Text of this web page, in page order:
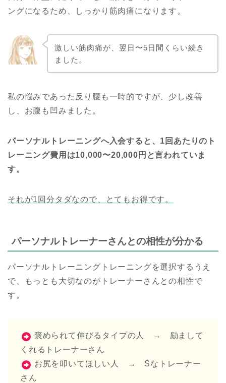
ングになるため、しっかり筋肉痛になります。
激しい筋肉痛が、翌日〜5日間くらい続き
ました。
私の悩みであった反り腰も一時的ですが、少し改善
し、お腹も凹みました。
パーソナルトレーニングへ入会すると、1回あたりのト
レーニング費用は10,000〜20,000円と言われていま
す。
それが1回分タダなので、とてもお得です。
パーソナルトレーナーさんとの相性が分かる
パーソナルトレーニングトレーニングを選択するうえ
で、もっとも大切なのがトレーナーさんとの相性で
す。
褒められて伸びるタイプの人 → 励まして
くれるトレーナーさん
お尻を叩いてほしい人 → Sなトレーナー
さん